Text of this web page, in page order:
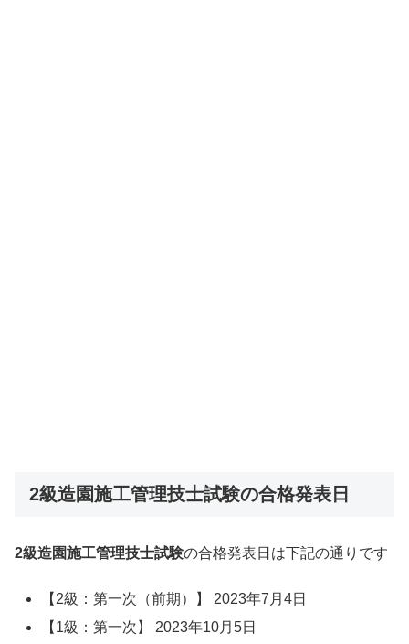
2級造園施工管理技士試験の合格発表日
2級造園施工管理技士試験の合格発表日は下記の通りです
【2級：第一次（前期）】 2023年7月4日
【1級：第一次】 2023年10月5日